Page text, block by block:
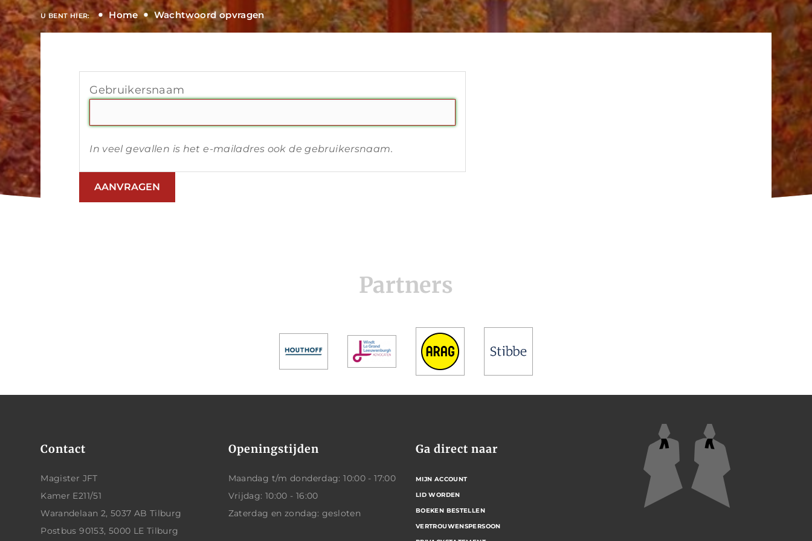
U BENT HIER: Home Wachtwoord opvragen
Gebruikersnaam
In veel gevallen is het e-mailadres ook de gebruikersnaam.
Partners
Contact
Magister JFT
Kamer E211/51
Warandelaan 2, 5037 AB Tilburg
Postbus 90153, 5000 LE Tilburg
Openingstijden
Maandag t/m donderdag: 10:00 - 17:00
Vrijdag: 10:00 - 16:00
Zaterdag en zondag: gesloten
Ga direct naar
MIJN ACCOUNT
LID WORDEN
BOEKEN BESTELLEN
VERTROUWENSPERSOON